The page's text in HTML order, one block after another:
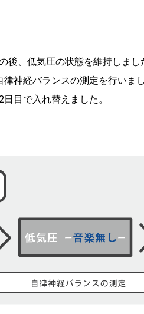
、低気圧の状態を維持しまし
神経バランスの測定を行いまし
目で入れ替えました。